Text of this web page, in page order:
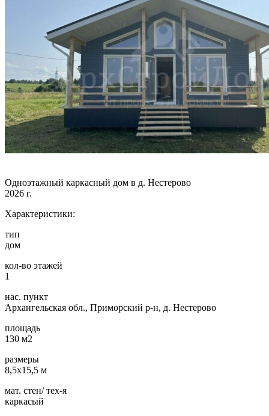
Одноэтажный каркасный дом в д. Нестерово
2026 г.
Характеристики:
тип
дом
кол-во этажей
1
нас. пункт
Архангельская обл., Приморский р-н, д. Нестерово
площадь
130 м2
размеры
8,5х15,5 м
мат. стен/ тех-я
каркасый